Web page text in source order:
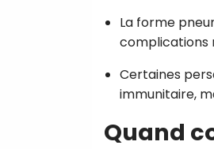
La forme
complications
Certaines
immunitaire,
Quand